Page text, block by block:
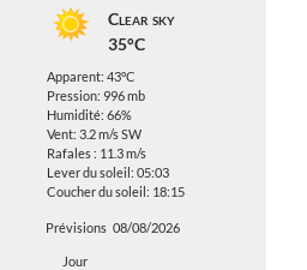
Clear sky
35°C
Apparent: 43°C
Pression: 996 mb
Humidité: 66%
Vent: 3.2 m/s SW
Rafales : 11.3 m/s
Lever du soleil: 05:03
Coucher du soleil: 18:15
Prévisions 08/08/2026
Jour